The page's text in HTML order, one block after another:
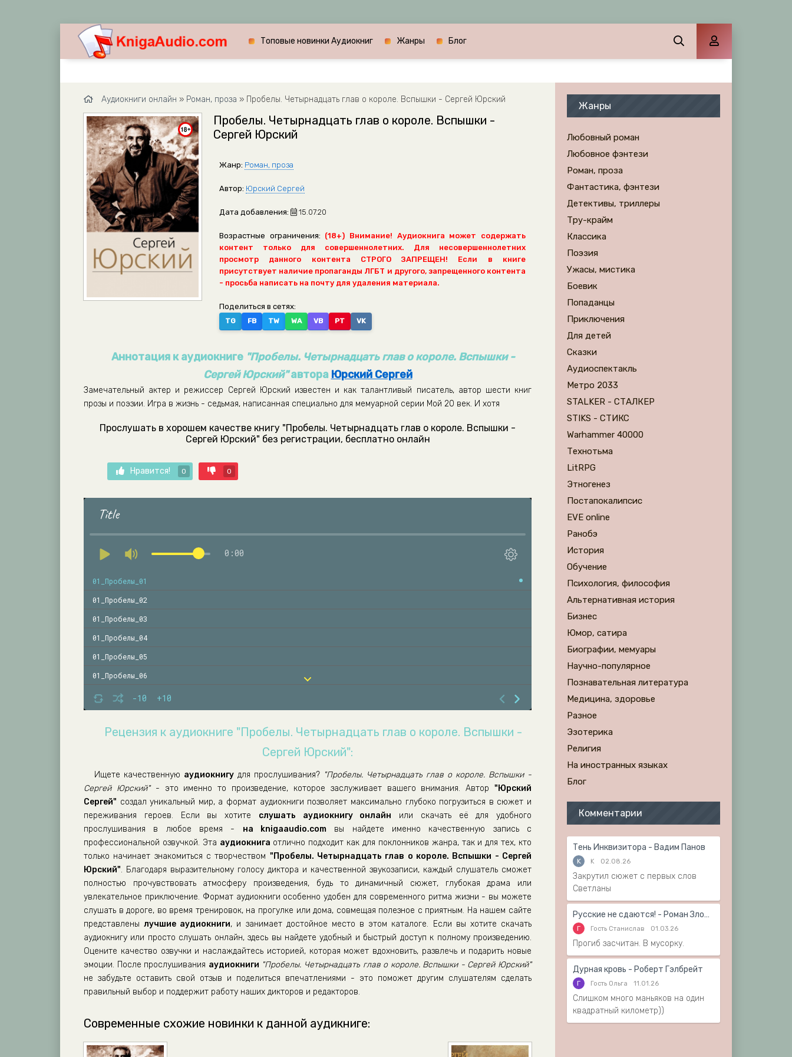
Топовые новинки Аудиокниг Жанры Блог
Аудиокниги онлайн » Роман, проза » Пробелы. Четырнадцать глав о короле. Вспышки - Сергей Юрский
Пробелы. Четырнадцать глав о короле. Вспышки -
Сергей Юрский
Жанр: Роман, проза
Автор: Юрский Сергей
Дата добавления: 15.07.20
Возрастные ограничения: (18+) Внимание! Аудиокнига может содержать
контент только для совершеннолетних. Для несовершеннолетних
просмотр данного контента СТРОГО ЗАПРЕЩЕН! Если в книге
присутствует наличие пропаганды ЛГБТ и другого, запрещенного контента
- просьба написать на почту для удаления материала.
Поделиться в сетях:
TG FB TW WA VB PT VK
Аннотация к аудиокниге "Пробелы. Четырнадцать глав о короле. Вспышки -
Сергей Юрский"автора Юрский Сергей
Замечательный актер и режиссер Сергей Юрский известен и как талантливый писатель, автор шести книг
прозы и поэзии. Игра в жизнь - седьмая, написанная специально для мемуарной серии Мой 20 век. И хотя
Прослушать в хорошем качестве книгу "Пробелы. Четырнадцать глав о короле. Вспышки -
Сергей Юрский" без регистрации, бесплатно онлайн
Нравится! 0 0
Title
0:00
-10 +10
01_Пробелы_01
01_Пробелы_02
01_Пробелы_03
01_Пробелы_04
01_Пробелы_05
01_Пробелы_06
01_Пробелы_07
01_Пробелы_08
01_Пробелы_09
01_Пробелы_11
01_Пробелы_12
01_Пробелы_13
01_Пробелы_14
01_Пробелы_15
01_Пробелы_16
01_Пробелы_17
01_Пробелы_18
01_Пробелы_19
01_Пробелы_20
01_Пробелы_22
01_Пробелы_23
01_Пробелы_26
Рецензия к аудиокниге "Пробелы. Четырнадцать глав о короле. Вспышки -
Сергей Юрский":
Ищете качественную аудиокнигу для прослушивания? "Пробелы. Четырнадцать глав о короле. Вспышки -
Сергей Юрский"- это именно то произведение, которое заслуживает вашего внимания. Автор"Юрский
Сергей" создал уникальный мир, а формат аудиокниги позволяет максимально глубоко погрузиться в сюжет и
переживания героев. Если вы хотите слушать аудиокнигу онлайн или скачать её для удобного
прослушивания в любое время - на knigaaudio.com вы найдете именно качественную запись с
профессиональной озвучкой. Эта аудиокнига отлично подходит как для поклонников жанра, так и для тех, кто
только начинает знакомиться с творчеством "Пробелы. Четырнадцать глав о короле. Вспышки - Сергей
Юрский". Благодаря выразительному голосу диктора и качественной звукозаписи, каждый слушатель сможет
полностью прочувствовать атмосферу произведения, будь то динамичный сюжет, глубокая драма или
увлекательное приключение. Формат аудиокниги особенно удобен для современного ритма жизни - вы можете
слушать в дороге, во время тренировок, на прогулке или дома, совмещая полезное с приятным. На нашем сайте
представленылучшие аудиокниги, и занимает достойное место в этом каталоге. Если вы хотите скачать
аудиокнигу или просто слушать онлайн, здесь вы найдете удобный и быстрый доступ к полному произведению.
Оцените качество озвучки и наслаждайтесь историей, которая может вдохновить, развлечь и подарить новые
эмоции. После прослушивания аудиокниги "Пробелы. Четырнадцать глав о короле. Вспышки - Сергей Юрский"
не забудьте оставить свой отзыв и поделиться впечатлениями - это поможет другим слушателям сделать
правильный выбор и поддержит работу наших дикторов и редакторов.
Современные схожие новинки к данной аудикниге:
Жанры
Любовный роман
Любовное фэнтези
Роман, проза
Фантастика, фэнтези
Детективы, триллеры
Тру-крайм
Классика
Поэзия
Ужасы, мистика
Боевик
Попаданцы
Приключения
Для детей
Сказки
Аудиоспектакль
Метро 2033
STALKER - СТАЛКЕР
STIKS - СТИКС
Warhammer 40000
Технотьма
LitRPG
Этногенез
Постапокалипсис
EVE online
Ранобэ
История
Обучение
Психология, философия
Альтернативная история
Бизнес
Юмор, сатира
Биографии, мемуары
Научно-популярное
Познавательная литература
Медицина, здоровье
Разное
Эзотерика
Религия
На иностранных языках
Блог
Комментарии
Тень Инквизитора - Вадим Панов
K K 02.08.26
Закрутил сюжет с первых слов
Светланы
Русские не сдаются! - Роман Злотников
Г Гость Станислав 01.03.26
Прогиб засчитан. В мусорку.
Дурная кровь - Роберт Гэлбрейт
Г Гость Ольга 11.01.26
Слишком много маньяков на один
квадратный километр))